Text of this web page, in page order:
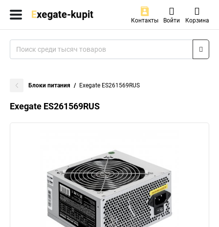
Контакты Войти Корзина
Блоки питания Exegate ES261569RUS
Exegate ES261569RUS